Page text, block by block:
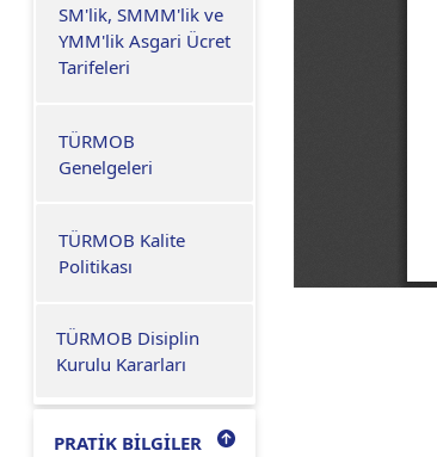
SM'lik, SMMM'lik ve
YMM'lik Asgari Ücret
Tarifeleri
TÜRMOB
Genelgeleri
TÜRMOB Kalite
Politikası
TÜRMOB Disiplin
Kurulu Kararları
PRATİK BİLGİLER